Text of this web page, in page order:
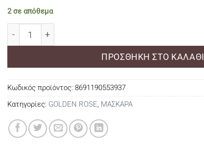
2 σε απόθεμα
ΠΡΟΣΘΉΚΗ ΣΤΟ ΚΑΛΆΘΙ
Κωδικός προϊόντος: 8691190553937
Κατηγορίες: GOLDEN ROSE, ΜΑΣΚΑΡΑ